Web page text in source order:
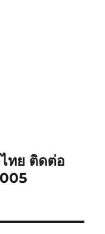
ทย ติดต่อ